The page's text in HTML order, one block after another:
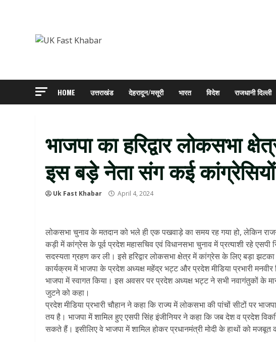
HOME उत्तराखंड देहरादून/मसूरी भारत विदेश राजधानी दिल्ली
भाजपा का हरिद्वार लोकसभा
इस बड़े नेता संग कई
Uk Fast Khabar April 4, 2024
लोकसभा चुनाव के मतदान को भले ही एक पखवाड़े का समय रह गया हो, लेकिन
कड़ी में कांग्रेस के पूर्व प्रदेश महासचिव एवं विधानसभा चुनाव में प्रत्याशी रहे एसपी
सदस्यता ग्रहण कर ली। इसे हरिद्वार लोकसभा क्षेत्र में कांग्रेस के लिए बड़ा
कार्यक्रम में भाजपा के प्रदेश अध्यक्ष महेंद्र भट्ट और प्रदेश मीडिया प्रभारी
भाजपा में स्वागत किया। इस अवसर पर प्रदेश अध्यक्ष भट्ट ने सभी नवागंतुकों के
जुटने को कहा।
प्रदेश मीडिया प्रभारी चौहान ने कहा कि राज्य में लोकसभा की पांचों सीटों पर
तय है। भाजपा में शामिल हुए एसपी सिंह इंजीनियर ने कहा कि जब देश व प्रदेश
सकते हैं। इसीलिए वे भाजपा में शामिल होकर प्रधानमंत्री मोदी के हाथों को